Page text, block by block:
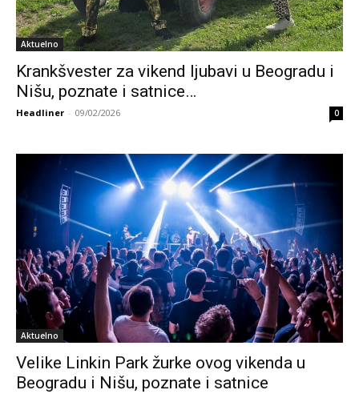
Aktuelno
Krankšvester za vikend ljubavi u Beogradu i
Nišu, poznate i satnice…
Headliner - 09/02/2026 0
Aktuelno
Velike Linkin Park žurke ovog vikenda u
Beogradu i Nišu, poznate i satnice